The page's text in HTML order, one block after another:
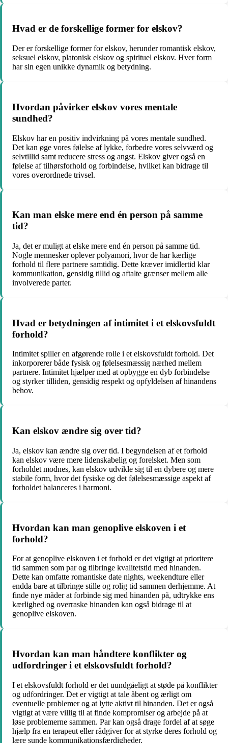
Hvad er de forskellige former for elskov?
Der er forskellige former for elskov, herunder romantisk elskov,
seksuel elskov, platonisk elskov og spirituel elskov. Hver form
har sin egen unikke dynamik og betydning.
Hvordan påvirker elskov vores mentale
sundhed?
Elskov har en positiv indvirkning på vores mentale sundhed.
Det kan øge vores følelse af lykke, forbedre vores selvværd og
selvtillid samt reducere stress og angst. Elskov giver også en
følelse af tilhørsforhold og forbindelse, hvilket kan bidrage til
vores overordnede trivsel.
Kan man elske mere end én person på samme
tid?
Ja, det er muligt at elske mere end én person på samme tid.
Nogle mennesker oplever polyamori, hvor de har kærlige
forhold til flere partnere samtidig. Dette kræver imidlertid klar
kommunikation, gensidig tillid og aftalte grænser mellem alle
involverede parter.
Hvad er betydningen af ​​intimitet i et elskovsfuldt
forhold?
Intimitet spiller en afgørende rolle i et elskovsfuldt forhold. Det
inkorporerer både fysisk og følelsesmæssig nærhed mellem
partnere. Intimitet hjælper med at opbygge en dyb forbindelse
og styrker tilliden, gensidig respekt og opfyldelsen af hinandens
behov.
Kan elskov ændre sig over tid?
Ja, elskov kan ændre sig over tid. I begyndelsen af et forhold
kan elskov være mere lidenskabelig og forelsket. Men som
forholdet modnes, kan elskov udvikle sig til en dybere og mere
stabile form, hvor det fysiske og det følelsesmæssige aspekt af
forholdet balanceres i harmoni.
Hvordan kan man genoplive elskoven i et
forhold?
For at genoplive elskoven i et forhold er det vigtigt at prioritere
tid sammen som par og tilbringe kvalitetstid med hinanden.
Dette kan omfatte romantiske date nights, weekendture eller
endda bare at tilbringe stille og rolig tid sammen derhjemme. At
finde nye måder at forbinde sig med hinanden på, udtrykke ens
kærlighed og overraske hinanden kan også bidrage til at
genoplive elskoven.
Hvordan kan man håndtere konflikter og
udfordringer i et elskovsfuldt forhold?
I et elskovsfuldt forhold er det uundgåeligt at støde på konflikter
og udfordringer. Det er vigtigt at tale åbent og ærligt om
eventuelle problemer og at lytte aktivt til hinanden. Det er også
vigtigt at være villig til at finde kompromiser og arbejde på at
løse problemerne sammen. Par kan også drage fordel af at søge
hjælp fra en terapeut eller rådgiver for at styrke deres forhold og
lære sunde kommunikationsfærdigheder.